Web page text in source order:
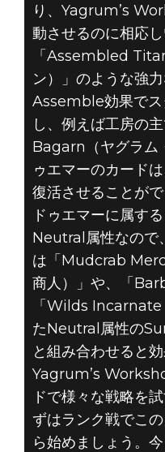
り、Yagrum’s
動させるのに相応し
「Assembled
ン）」のような強
Assemble効果でス
し、例えば工房の
Bagarn（ヤグラム
ゥエマーのカード
復活させることが
ドゥエマーに属す
Neutral属性なの
は「Mudcrab
商人）」や、「
「Wilds Incarnate
たNeutral属性の
と組み合わせると効
Yagrum’s
ドで様々な戦略を
ずはランク戦でこ
ら始めましょう。